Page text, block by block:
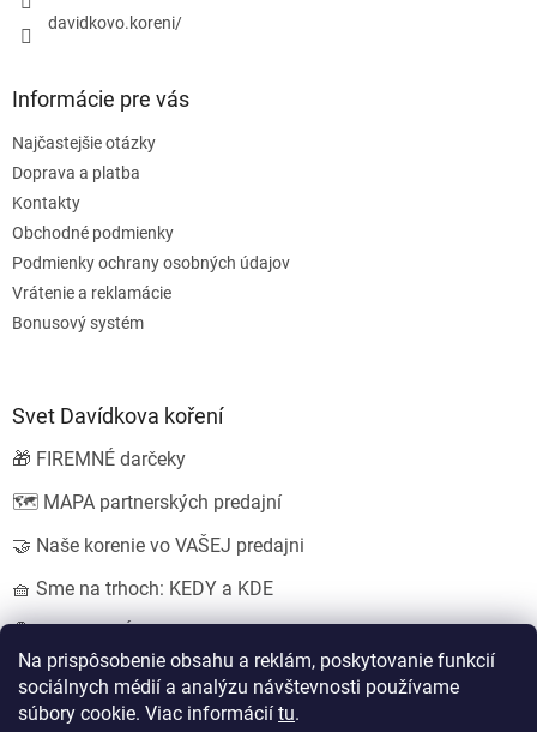
Na prispôsobenie obsahu a reklám, poskytovanie funkcií
sociálnych médií a analýzu návštevnosti používame
súbory cookie. Viac informácií tu.
davidkovo.koreni/
Informácie pre vás
Najčastejšie otázky
Doprava a platba
Kontakty
Obchodné podmienky
Podmienky ochrany osobných údajov
Vrátenie a reklamácie
Bonusový systém
Svet Davídkova koření
🎁 FIREMNÉ darčeky
🗺️ MAPA partnerských predajní
🤝 Naše korenie vo VAŠEJ predajni
🧺 Sme na trhoch: KEDY a KDE